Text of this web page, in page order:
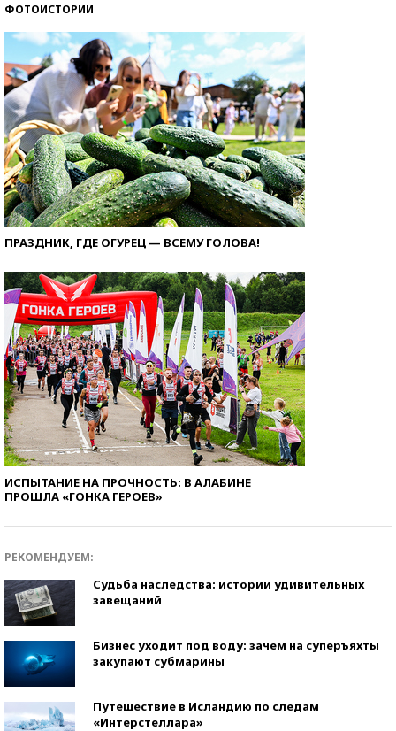
ФОТОИСТОРИИ
ПРАЗДНИК, ГДЕ ОГУРЕЦ — ВСЕМУ ГОЛОВА!
ИСПЫТАНИЕ НА ПРОЧНОСТЬ: В АЛАБИНЕ
ПРОШЛА «ГОНКА ГЕРОЕВ»
РЕКОМЕНДУЕМ:
Судьба наследства: истории удивительных
завещаний
Бизнес уходит под воду: зачем на суперъяхты
закупают субмарины
Путешествие в Исландию по следам
«Интерстеллара»